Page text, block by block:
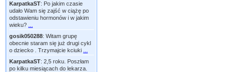
KarpatkaST: Po jakim czasie
udało Wam się zajść w ciążę po
odstawieniu hormonów i w jakim
wieku?
gosik050288: Witam grupę
obecnie staram się już drugi cykl
o dziecko . Trzymajcie kciuki
KarpatkaST: 2,5 roku. Poszłam
po kilku miesiącach do lekarza.